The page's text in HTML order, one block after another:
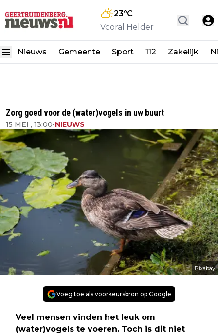
23°C
Vooral Helder
Nieuws Gemeente Sport 112 Zakelijk
Zorg goed voor de (water)vogels in uw buurt
15 MEI , 13:00•NIEUWS
Pixabay
Voeg toe als voorkeursbron op Google
Veel mensen vinden het leuk om
(water)vogels te voeren. Toch is dit niet